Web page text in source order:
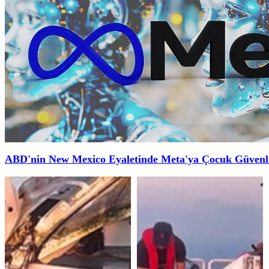
ABD'nin New Mexico Eyaletinde Meta'ya Çocuk